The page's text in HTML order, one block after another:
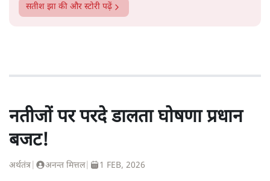
सतीश झा की और स्टोरी पढ़ें
नतीजों पर परदे डालता घोषणा प्रधान
बजट!
अर्थतंत्र अनन्त मित्तल| 1 FEB, 2026